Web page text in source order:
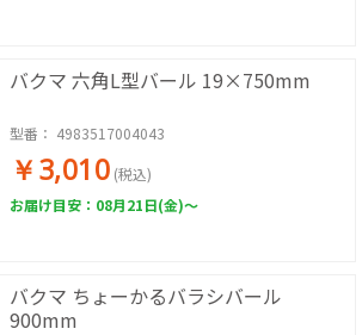
バクマ 六角L型バール 19×750mm
型番： 4983517004043
￥3,010 (税込)
お届け目安：08月21日(金)～
バクマ ちょーかるバラシバール
900mm